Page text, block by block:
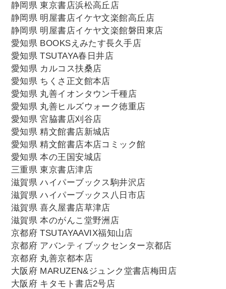
静岡県 東京書店浜松高丘店
静岡県 明屋書店イケヤ文楽館高丘店
静岡県 明屋書店イケヤ文楽館磐田東店
愛知県 BOOKSえみたす長久手店
愛知県 TSUTAYA春日井店
愛知県 カルコス扶桑店
愛知県 ちくさ正文館本店
愛知県 丸善イオンタウン千種店
愛知県 丸善ヒルズウォーク徳重店
愛知県 宮脇書店刈谷店
愛知県 精文館書店新城店
愛知県 精文館書店本店コミック館
愛知県 本の王国安城店
三重県 東京書店津店
滋賀県 ハイパーブックス駒井沢店
滋賀県 ハイパーブックス八日市店
滋賀県 喜久屋書店草津店
滋賀県 本のがんこ堂野洲店
京都府 TSUTAYAAVIX福知山店
京都府 アバンティブックセンター京都店
京都府 丸善京都本店
大阪府 MARUZEN&ジュンク堂書店梅田店
大阪府 キタモト書店2号店